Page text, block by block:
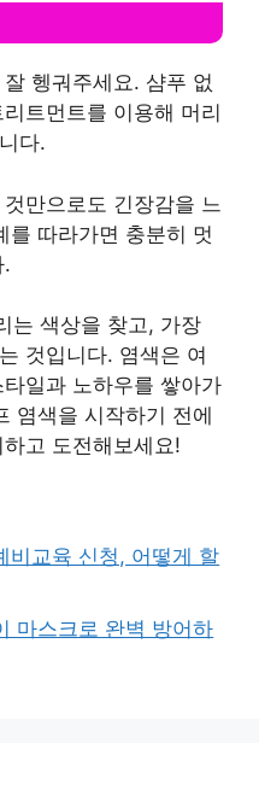
헹궈주세요. 샴푸 없
트먼트를 이용해 머리
다.
만으로도 긴장감을 느
를 따라가면 충분히 멋
.
는 색상을 찾고, 가장
것입니다. 염색은 여
일과 노하우를 쌓아가
염색을 시작하기 전에
고 도전해보세요!
비교육 신청, 어떻게 할
마스크로 완벽 방어하